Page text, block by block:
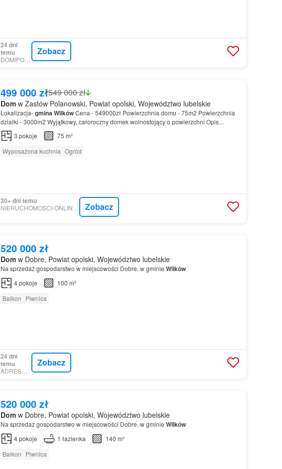
24 dni
temu
DOMIPORTA
Zobacz
499 000 zł549 000 zł
Domw Zastów Polanowski, Powiat opolski, Województwo lubelskie
Lokalizacja-gminaWilkówCena - 549000zł Powierzchnia domu - 75m2 Powierzchnia
działki - 3000m2 Wyjątkowy, całoroczny domek wolnostojący o powierzchni Opis
nieruchomości: - drewniany, obmurowany
3 pokoje
75 m²
Wyposażona kuchnia Ogród
30+ dni temu
NIERUCHOMOSCI-ONLINE.PL - KNC CITY Zobacz
520 000 zł
Domw Dobre, Powiat opolski, Województwo lubelskie
Na sprzedaż gospodarstwo w miejscowości Dobre, w gminie Wilków
4pokoje
100 m²
Balkon Piwnica
24 dni
temu
ADRESOWO
Zobacz
520 000 zł
Domw Dobre, Powiat opolski, Województwo lubelskie
Na sprzedaż gospodarstwo w miejscowości Dobre, w gminie Wilków
4pokoje 1 łazienka
140 m²
Balkon Piwnica